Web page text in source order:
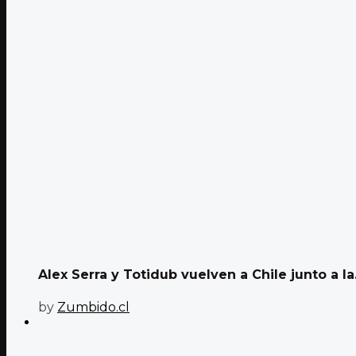
Alex Serra y Totidub vuelven a Chile junto a
by Zumbido.cl